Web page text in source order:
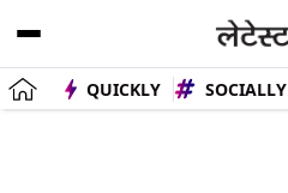
QUICKLY SOCIALLY